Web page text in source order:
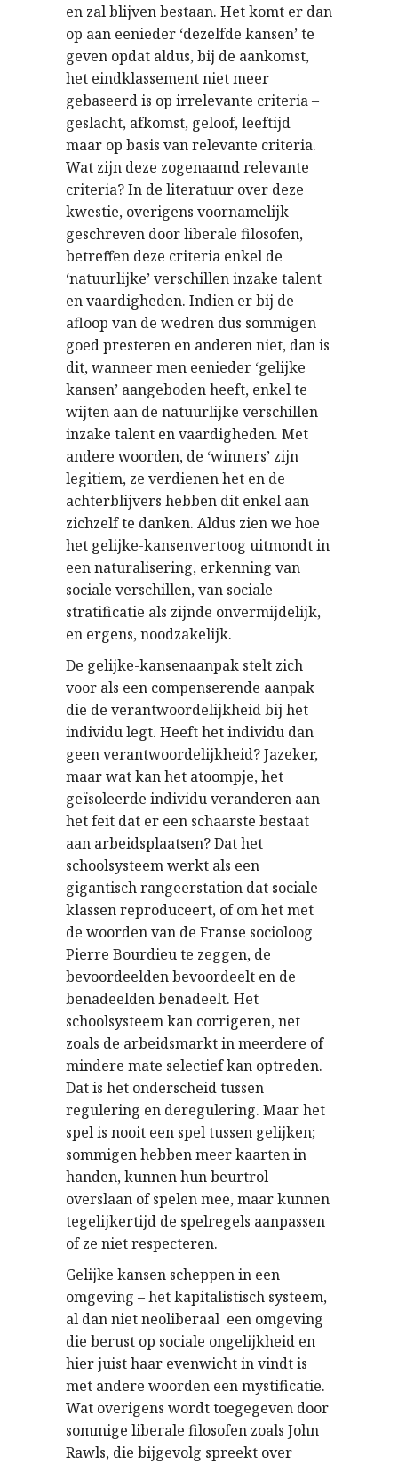
en zal blijven bestaan. Het komt er dan
op aan eenieder ‘dezelfde kansen’ te
geven opdat aldus, bij de aankomst,
het eindklassement niet meer
gebaseerd is op irrelevante criteria –
geslacht, afkomst, geloof, leeftijd 
maar op basis van relevante criteria.
Wat zijn deze zogenaamd relevante
criteria? In de literatuur over deze
kwestie, overigens voornamelijk
geschreven door liberale filosofen,
betreffen deze criteria enkel de
‘natuurlijke’ verschillen inzake talent
en vaardigheden. Indien er bij de
afloop van de wedren dus sommigen
goed presteren en anderen niet, dan is
dit, wanneer men eenieder ‘gelijke
kansen’ aangeboden heeft, enkel te
wijten aan de natuurlijke verschillen
inzake talent en vaardigheden. Met
andere woorden, de ‘winners’ zijn
legitiem, ze verdienen het en de
achterblijvers hebben dit enkel aan
zichzelf te danken. Aldus zien we hoe
het gelijke-kansenvertoog uitmondt in
een naturalisering, erkenning van
sociale verschillen, van sociale
stratificatie als zijnde onvermijdelijk,
en ergens, noodzakelijk.
De gelijke-kansenaanpak stelt zich
voor als een compenserende aanpak
die de verantwoordelijkheid bij het
individu legt. Heeft het individu dan
geen verantwoordelijkheid? Jazeker,
maar wat kan het atoompje, het
geïsoleerde individu veranderen aan
het feit dat er een schaarste bestaat
aan arbeidsplaatsen? Dat het
schoolsysteem werkt als een
gigantisch rangeerstation dat sociale
klassen reproduceert, of om het met
de woorden van de Franse socioloog
Pierre Bourdieu te zeggen, de
bevoordeelden bevoordeelt en de
benadeelden benadeelt. Het
schoolsysteem kan corrigeren, net
zoals de arbeidsmarkt in meerdere of
mindere mate selectief kan optreden.
Dat is het onderscheid tussen
regulering en deregulering. Maar het
spel is nooit een spel tussen gelijken;
sommigen hebben meer kaarten in
handen, kunnen hun beurtrol
overslaan of spelen mee, maar kunnen
tegelijkertijd de spelregels aanpassen
of ze niet respecteren.
Gelijke kansen scheppen in een
omgeving – het kapitalistisch systeem,
al dan niet neoliberaal  een omgeving
die berust op sociale ongelijkheid en
hier juist haar evenwicht in vindt is
met andere woorden een mystificatie.
Wat overigens wordt toegegeven door
sommige liberale filosofen zoals John
Rawls, die bijgevolg spreekt over